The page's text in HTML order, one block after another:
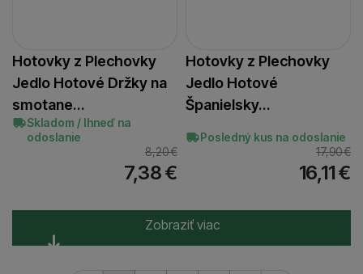
Hotovky z Plechovky
Jedlo Hotové Držky na
smotane…
Skladom / Ihneď na
odoslanie
8,20€
7,38€
Hotovky z Plechovky
Jedlo Hotové
Španielsky…
Posledný kus na odoslanie
17,90€
16,11€
Zobraziť viac